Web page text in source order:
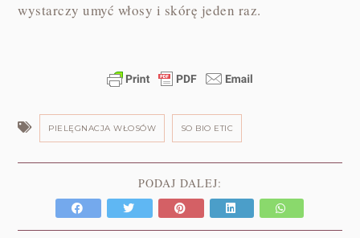
wystarczy umyć włosy i skórę jeden raz.
PIELĘGNACJA WŁOSÓW SO BIO ETIC
PODAJ DALEJ: